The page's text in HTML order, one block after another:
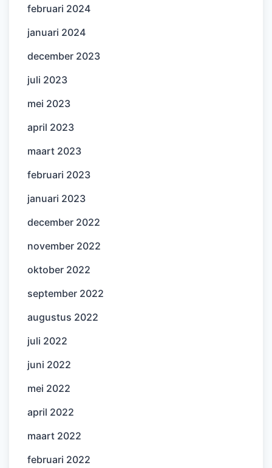
februari 2024
januari 2024
december 2023
juli 2023
mei 2023
april 2023
maart 2023
februari 2023
januari 2023
december 2022
november 2022
oktober 2022
september 2022
augustus 2022
juli 2022
juni 2022
mei 2022
april 2022
maart 2022
februari 2022